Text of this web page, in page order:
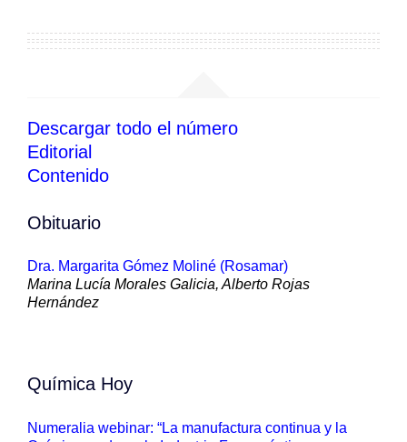
Descargar todo el número
Editorial
Contenido
Obituario
Dra. Margarita Gómez Moliné (Rosamar)
Marina Lucía Morales Galicia, Alberto Rojas
Hernández
Química Hoy
Numeralia webinar: “La manufactura continua y la